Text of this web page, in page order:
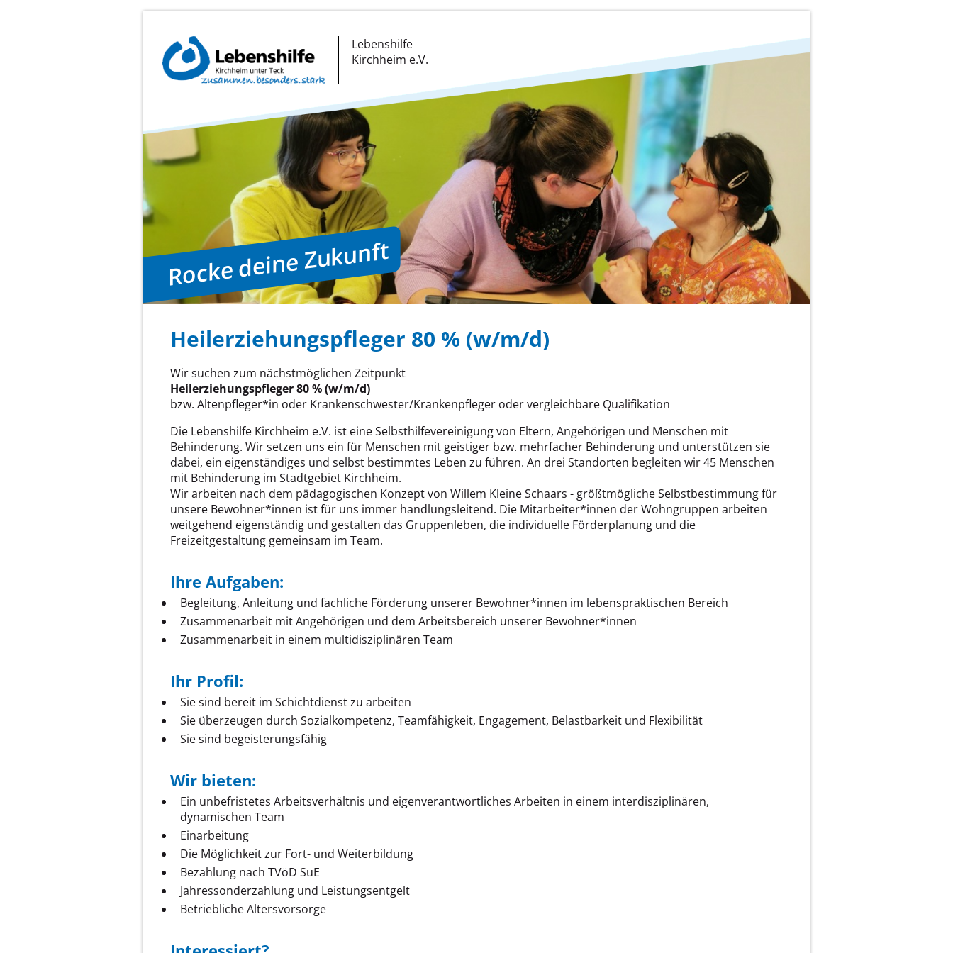
Lebenshilfe
Kirchheim e.V.
Rocke deine Zukunft
Heilerziehungspfleger 80 % (w/m/d)
Wir suchen zum nächstmöglichen Zeitpunkt
Heilerziehungspfleger 80 % (w/m/d)
bzw. Altenpfleger*in oder Krankenschwester/Krankenpfleger oder vergleichbare Qualifikation
Die Lebenshilfe Kirchheim e.V. ist eine Selbsthilfevereinigung von Eltern, Angehörigen und Menschen mit
Behinderung. Wir setzen uns ein für Menschen mit geistiger bzw. mehrfacher Behinderung und unterstützen sie
dabei, ein eigenständiges und selbst bestimmtes Leben zu führen. An drei Standorten begleiten wir 45 Menschen
mit Behinderung im Stadtgebiet Kirchheim.
Wir arbeiten nach dem pädagogischen Konzept von Willem Kleine Schaars - größtmögliche Selbstbestimmung für
unsere Bewohner*innen ist für uns immer handlungsleitend. Die Mitarbeiter*innen der Wohngruppen arbeiten
weitgehend eigenständig und gestalten das Gruppenleben, die individuelle Förderplanung und die
Freizeitgestaltung gemeinsam im Team.
Ihre Aufgaben:
Begleitung, Anleitung und fachliche Förderung unserer Bewohner*innen im lebenspraktischen Bereich
Zusammenarbeit mit Angehörigen und dem Arbeitsbereich unserer Bewohner*innen
Zusammenarbeit in einem multidisziplinären Team
Ihr Profil:
Sie sind bereit im Schichtdienst zu arbeiten
Sie überzeugen durch Sozialkompetenz, Teamfähigkeit, Engagement, Belastbarkeit und Flexibilität
Sie sind begeisterungsfähig
Wir bieten:
Ein unbefristetes Arbeitsverhältnis und eigenverantwortliches Arbeiten in einem interdisziplinären,
dynamischen Team
Einarbeitung
Die Möglichkeit zur Fort- und Weiterbildung
Bezahlung nach TVöD SuE
Jahressonderzahlung und Leistungsentgelt
Betriebliche Altersvorsorge